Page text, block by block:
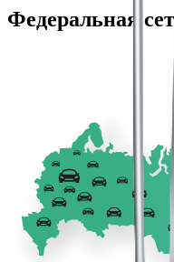
Федеральная